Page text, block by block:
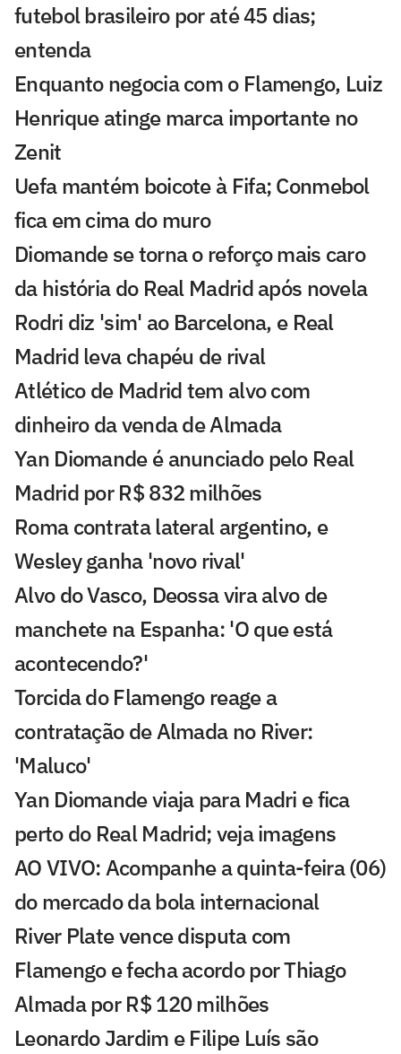
futebol brasileiro por até 45 dias;
entenda
Enquanto negocia com o Flamengo, Luiz
Henrique atinge marca importante no
Zenit
Uefa mantém boicote à Fifa; Conmebol
fica em cima do muro
Diomande se torna o reforço mais caro
da história do Real Madrid após novela
Rodri diz 'sim' ao Barcelona, e Real
Madrid leva chapéu de rival
Atlético de Madrid tem alvo com
dinheiro da venda de Almada
Yan Diomande é anunciado pelo Real
Madrid por R$ 832 milhões
Roma contrata lateral argentino, e
Wesley ganha 'novo rival'
Alvo do Vasco, Deossa vira alvo de
manchete na Espanha: 'O que está
acontecendo?'
Torcida do Flamengo reage a
contratação de Almada no River:
'Maluco'
Yan Diomande viaja para Madri e fica
perto do Real Madrid; veja imagens
AO VIVO: Acompanhe a quinta-feira (06)
do mercado da bola internacional
River Plate vence disputa com
Flamengo e fecha acordo por Thiago
Almada por R$ 120 milhões
Leonardo Jardim e Filipe Luís são